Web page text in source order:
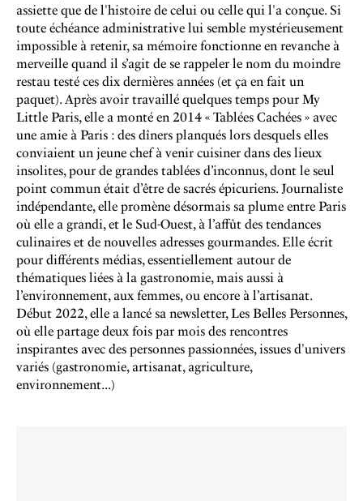
assiette que de l'histoire de celui ou celle qui l'a conçue. Si
toute échéance administrative lui semble mystérieusement
impossible à retenir, sa mémoire fonctionne en revanche à
merveille quand il s’agit de se rappeler le nom du moindre
restau testé ces dix dernières années (et ça en fait un
paquet). Après avoir travaillé quelques temps pour My
Little Paris, elle a monté en 2014 « Tablées Cachées » avec
une amie à Paris : des dîners planqués lors desquels elles
conviaient un jeune chef à venir cuisiner dans des lieux
insolites, pour de grandes tablées d’inconnus, dont le seul
point commun était d’être de sacrés épicuriens. Journaliste
indépendante, elle promène désormais sa plume entre Paris
où elle a grandi, et le Sud-Ouest, à l’affût des tendances
culinaires et de nouvelles adresses gourmandes. Elle écrit
pour différents médias, essentiellement autour de
thématiques liées à la gastronomie, mais aussi à
l’environnement, aux femmes, ou encore à l’artisanat.
Début 2022, elle a lancé sa newsletter, Les Belles Personnes,
où elle partage deux fois par mois des rencontres
inspirantes avec des personnes passionnées, issues d'univers
variés (gastronomie, artisanat, agriculture,
environnement...)